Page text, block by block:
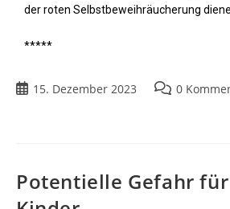
der roten Selbstbeweihräucherung
*****
15. Dezember 2023 0
Potentielle Gefahr